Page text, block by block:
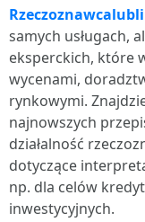
samych usługach,
eksperckich, które
wycenami,
rynkowymi.
najnowszych
działalność
dotyczące
np. dla celów
inwestycyjnych.